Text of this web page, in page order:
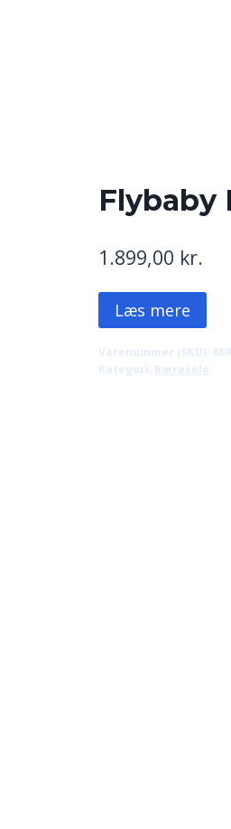
Flybaby
1.899,00 kr.
Læs mere
Varenummer (SKU):
Kategori: Bæresele